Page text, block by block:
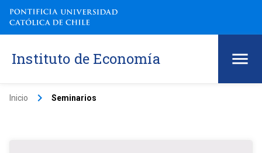
Instituto de Economía
Inicio keyboard_arrow_right Seminarios